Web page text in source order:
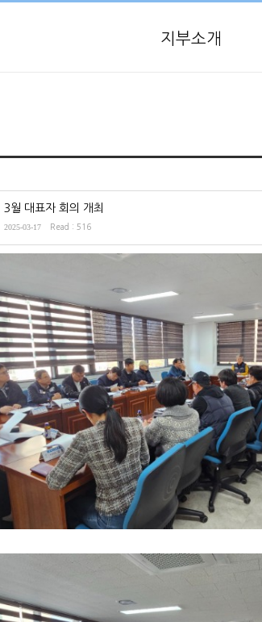
지부소개
3월 대표자 회의 개최
2025-03-17 Read : 516